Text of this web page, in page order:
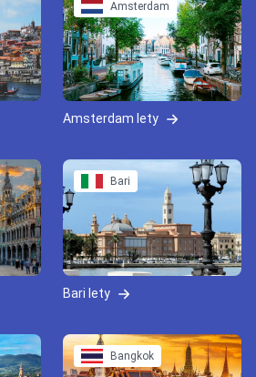
Amsterdam
Amsterdam lety
Bari
Bari lety
Bangkok